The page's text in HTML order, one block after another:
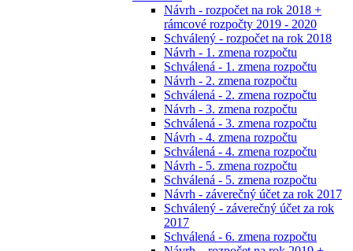
Návrh - rozpočet na rok 2018 +
rámcové rozpočty 2019 - 2020
Schválený - rozpočet na rok 2018
Návrh - 1. zmena rozpočtu
Schválená - 1. zmena rozpočtu
Návrh - 2. zmena rozpočtu
Schválená - 2. zmena rozpočtu
Návrh - 3. zmena rozpočtu
Schválená - 3. zmena rozpočtu
Návrh - 4. zmena rozpočtu
Schválená - 4. zmena rozpočtu
Návrh - 5. zmena rozpočtu
Schválená - 5. zmena rozpočtu
Návrh - záverečný účet za rok 2017
Schválený - záverečný účet za rok
2017
Schválená - 6. zmena rozpočtu